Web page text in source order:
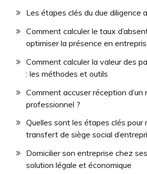
Les étapes clés du due diligence
Comment calculer le taux
optimiser la présence en
Comment calculer la valeur des
: les méthodes et outils
Comment accuser réception d’un
professionnel ?
Quelles sont les étapes clés pour
transfert de siège social
Domicilier son entreprise chez
solution légale et économique